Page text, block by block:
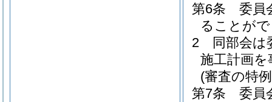
第6条
委員
ることが
2
同部会
施工計画
(審査の特
第7条
委員